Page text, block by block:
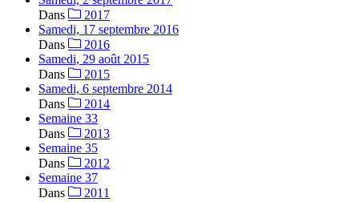
Dans
2017
Samedi, 17 septembre 2016
Dans
2016
Samedi, 29 août 2015
Dans
2015
Samedi, 6 septembre 2014
Dans
2014
Semaine 33
Dans
2013
Semaine 35
Dans
2012
Semaine 37
Dans
2011